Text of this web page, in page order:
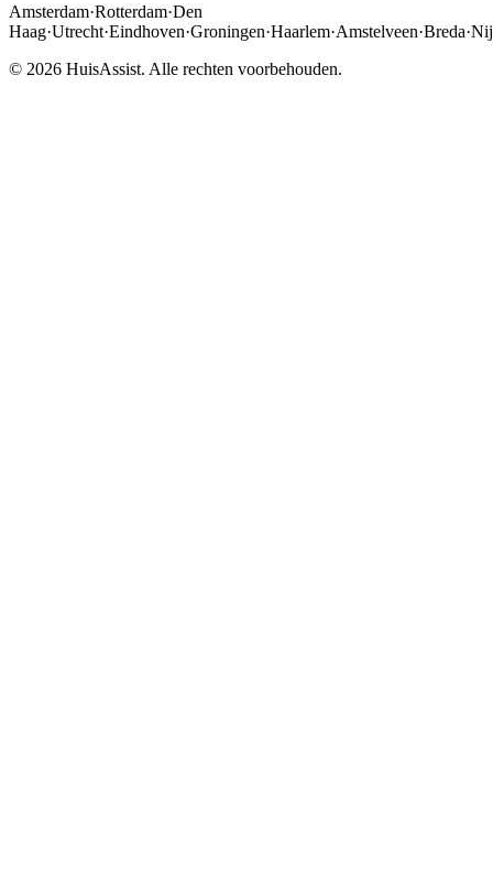
Amsterdam·Rotterdam·Den
Haag·Utrecht·Eindhoven·Groningen·Haarlem·Amstelveen·Breda·
© 2026 HuisAssist. Alle rechten voorbehouden.